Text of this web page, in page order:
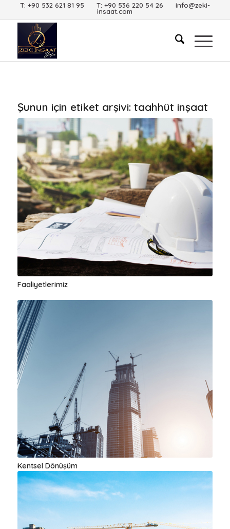
T: +90 532 621 81 95 T: +90 536 220 54 26 info@zeki-
insaat.com
Şunun için etiket arşivi: taahhüt inşaat
Faaliyetlerimiz
Kentsel Dönüşüm